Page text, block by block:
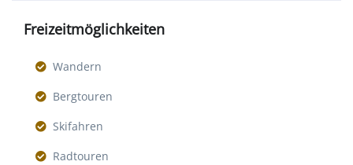
Freizeitmöglichkeiten
Wandern
Bergtouren
Skifahren
Radtouren